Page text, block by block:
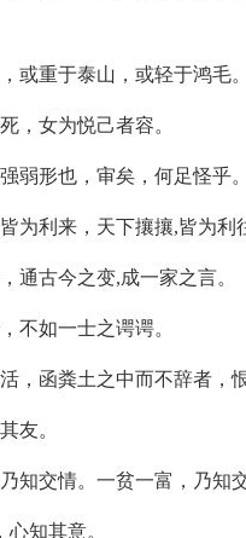
或重于泰山，或轻于鸿毛。
，女为悦己者容。
弱形也，审矣，何足怪乎。
为利来，天下攘攘,皆为利
通古今之变,成一家之言。
不如一士之谔谔。
，函粪土之中而不辞者，
友。
知交情。一贫一富，乃知
知其意。